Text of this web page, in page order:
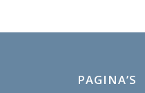
PAGINA’S